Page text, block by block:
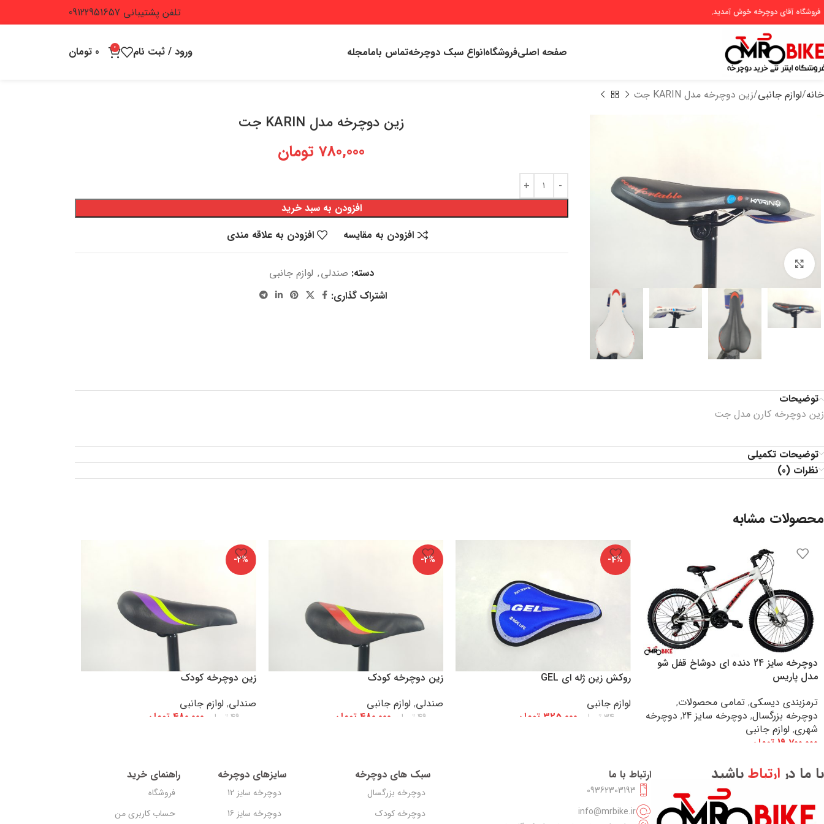
فروشگاه آقای دوچرخه خوش آمدید. تلفن پشتیبانی 09122951657
صفحه اصلیفروشگاهانواع سبک دوچرخهتماس بامامجله ورود / ثبت نام 0
0 تومان
خانه لوازم جانبی زین دوچرخه مدل KARIN جت
زین دوچرخه مدل KARIN جت
780,000 تومان
افزودن به سبد خرید
افزودن به مقایسه
افزودن به علاقه مندی
دسته: صندلی, لوازم جانبی
اشتراک گذاری:
توضیحات
زین دوچرخه کارن مدل جت
توضیحات تکمیلی
نظرات (0)
محصولات مشابه
دوچرخه سایز 24 دنده ای دوشاخ قفل شو
مدل پاریس
ترمزبندی دیسکی, تمامی محصولات,
دوچرخه بزرگسال, دوچرخه سایز 24 , دوچرخه
شهری, لوازم جانبی
19,700,000 تومان
-4%
روکش زین ژله ای GEL
لوازم جانبی
340,000تومان 325,000 تومان
-2%
زین دوچرخه کودک
صندلی, لوازم جانبی
490,000تومان 480,000 تومان
-2%
زین دوچرخه کودک
صندلی, لوازم جانبی
490,000تومان 480,000 تومان
با ما در ارتباطباشید ارتباط با ما
09362303193
info@mrbike.ir
سبک های دوچرخه
دوچرخه بزرگسال
دوچرخه کودک
سایزهای دوچرخه
دوچرخه سایز 12
دوچرخه سایز 16
راهنمای خرید
فروشگاه
حساب کاربری من